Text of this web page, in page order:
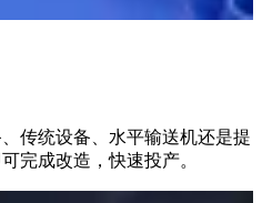
传统设备、水平输送机还是提
完成改造，快速投产。